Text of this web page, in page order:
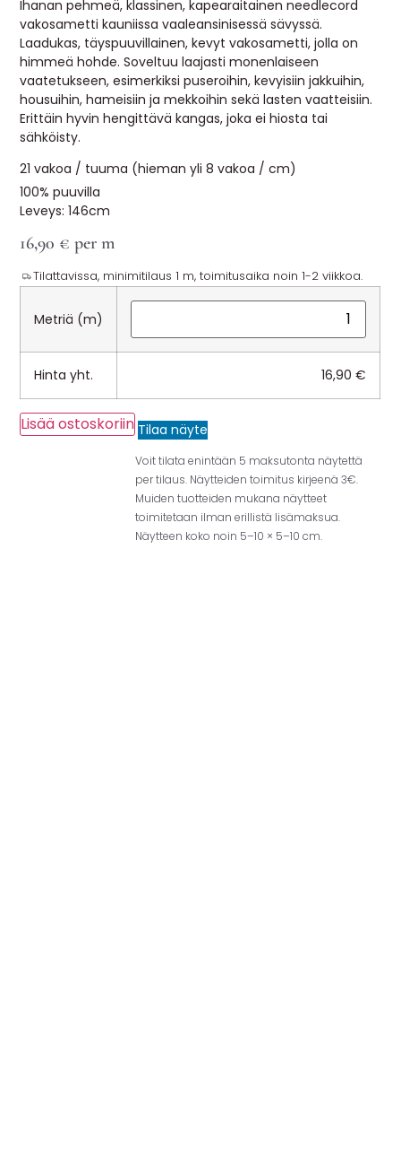
MUUT
🔖 OUTLET
OHJEITA
USEIN KYSYTTYÄ
OTA YHTEYTTÄ
Ihanan pehmeä, klassinen, kapearaitainen needlecord
vakosametti kauniissa vaaleansinisessä sävyssä.
Laadukas, täyspuuvillainen, kevyt vakosametti, jolla on
himmeä hohde. Soveltuu laajasti monenlaiseen
vaatetukseen, esimerkiksi puseroihin, kevyisiin jakkuihin,
housuihin, hameisiin ja mekkoihin sekä lasten vaatteisiin.
Erittäin hyvin hengittävä kangas, joka ei hiosta tai
sähköisty.
21 vakoa / tuuma (hieman yli 8 vakoa / cm)
100% puuvilla
Leveys: 146cm
16,90 € per m
Tilattavissa, minimitilaus 1 m, toimitusaika noin 1-2 viikkoa.
Metriä (m)
Hinta yht. 16,90€
Lisää ostoskoriin Tilaa näyte
Voit tilata enintään 5 maksutonta näytettä
per tilaus. Näytteiden toimitus kirjeenä 3€.
Muiden tuotteiden mukana näytteet
toimitetaan ilman erillistä lisämaksua.
Näytteen koko noin 5–10 × 5–10 cm.